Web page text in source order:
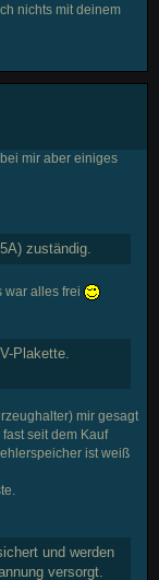
nichts mit deinem
mir aber einiges
zuständig.
war alles frei
Plakette.
mir gesagt
seit dem Kauf
ist weiß
und werden
versorgt.